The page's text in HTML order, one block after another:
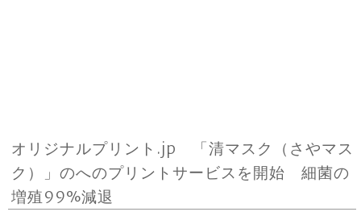
オリジナルプリント.jp 「清マスク（さやマス
ク）」のへのプリントサービスを開始 細菌の
増殖99%減退